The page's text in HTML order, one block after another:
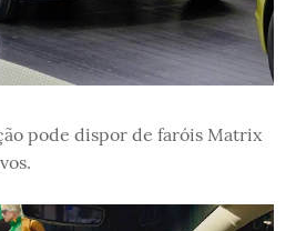
pode dispor de faróis Matrix